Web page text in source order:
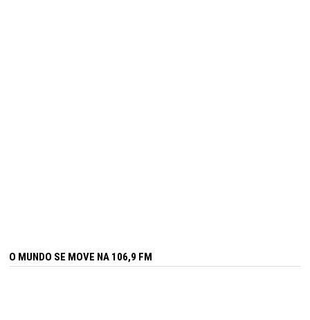
O MUNDO SE MOVE NA 106,9 FM